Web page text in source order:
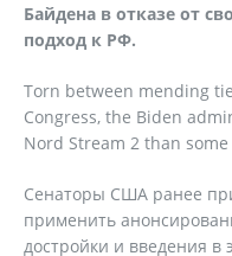
Байдена в отказе от
подход к РФ.
Torn between mending
Congress, the Biden
Nord Stream 2 than
Сенаторы США ранее
применить
достройки и введения в